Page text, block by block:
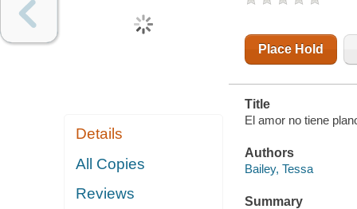
Details
All Copies
Reviews
Place Hold
Title
El amor no tiene
Authors
Bailey, Tessa
Summary